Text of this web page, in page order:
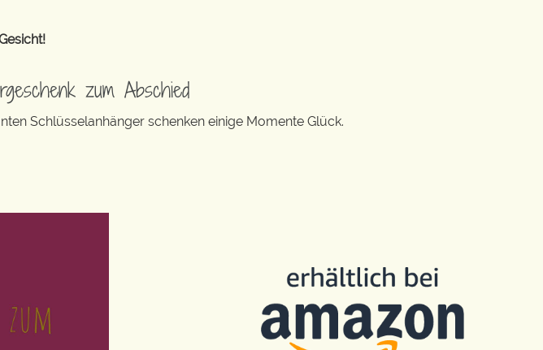
zum Abschied
Schlüsselanhänger schenken einige Momente Glück.